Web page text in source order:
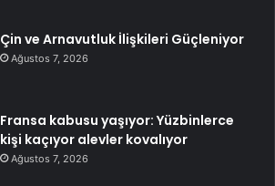
Çin ve Arnavutluk İlişkileri Güçleniyor
Ağustos 7, 2026
Fransa kabusu yaşıyor: Yüzbinlerce
kişi kaçıyor alevler kovalıyor
Ağustos 7, 2026